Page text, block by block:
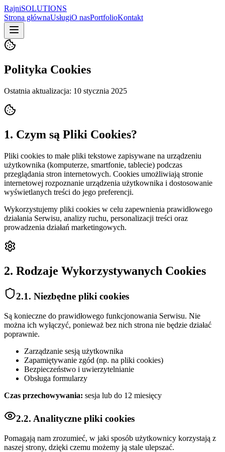
RajniSOLUTIONS
Strona głównaUsługiO nasPortfolioKontakt
Polityka Cookies
Ostatnia aktualizacja: 10 stycznia 2025
1. Czym są Pliki Cookies?
Pliki cookies to małe pliki tekstowe zapisywane na urządzeniu
użytkownika (komputerze, smartfonie, tablecie) podczas
przeglądania stron internetowych. Cookies umożliwiają stronie
internetowej rozpoznanie urządzenia użytkownika i dostosowanie
wyświetlanych treści do jego preferencji.
Wykorzystujemy pliki cookies w celu zapewnienia prawidłowego
działania Serwisu, analizy ruchu, personalizacji treści oraz
prowadzenia działań marketingowych.
2. Rodzaje Wykorzystywanych Cookies
2.1. Niezbędne pliki cookies
Są konieczne do prawidłowego funkcjonowania Serwisu. Nie
można ich wyłączyć, ponieważ bez nich strona nie będzie działać
poprawnie.
Zarządzanie sesją użytkownika
Zapamiętywanie zgód (np. na pliki cookies)
Bezpieczeństwo i uwierzytelnianie
Obsługa formularzy
Czas przechowywania: sesja lub do 12 miesięcy
2.2. Analityczne pliki cookies
Pomagają nam zrozumieć, w jaki sposób użytkownicy korzystają z
naszej strony, dzięki czemu możemy ją stale ulepszać.